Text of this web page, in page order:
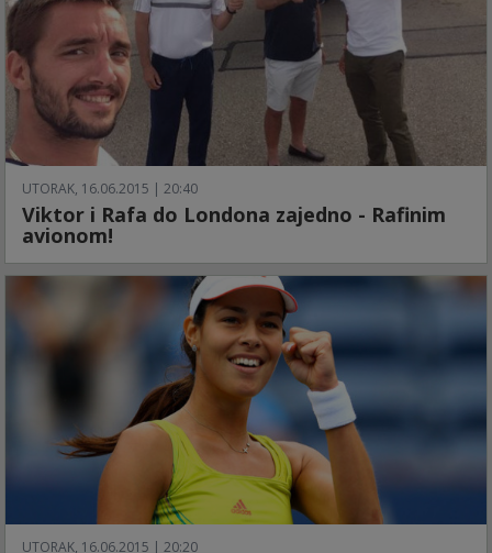
UTORAK, 16.06.2015 | 20:40
Viktor i Rafa do Londona zajedno - Rafinim
avionom!
UTORAK, 16.06.2015 | 20:20